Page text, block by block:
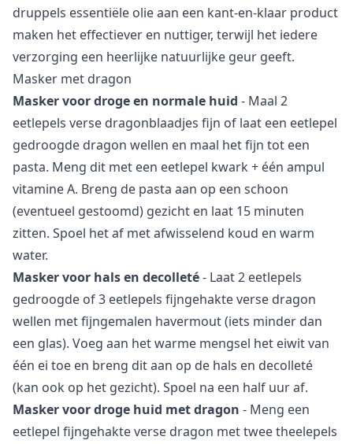
druppels essentiële olie aan een kant-en-klaar product
maken het effectiever en nuttiger, terwijl het iedere
verzorging een heerlijke natuurlijke geur geeft.
Masker met dragon
Masker voor droge en normale huid - Maal 2
eetlepels verse dragonblaadjes fijn of laat een eetlepel
gedroogde dragon wellen en maal het fijn tot een
pasta. Meng dit met een eetlepel kwark + één ampul
vitamine A. Breng de pasta aan op een schoon
(eventueel gestoomd) gezicht en laat 15 minuten
zitten. Spoel het af met afwisselend koud en warm
water.
Masker voor hals en decolleté- Laat 2 eetlepels
gedroogde of 3 eetlepels fijngehakte verse dragon
wellen met fijngemalen havermout (iets minder dan
een glas). Voeg aan het warme mengsel het eiwit van
één ei toe en breng dit aan op de hals en decolleté
(kan ook op het gezicht). Spoel na een half uur af.
Masker voor droge huid met dragon - Meng een
eetlepel fijngehakte verse dragon met twee theelepels